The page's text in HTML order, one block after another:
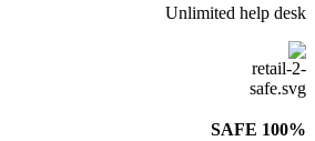
Unlimited help
100%